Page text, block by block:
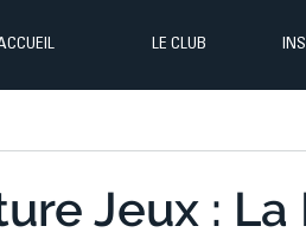
LE CLUB
Jeux : La